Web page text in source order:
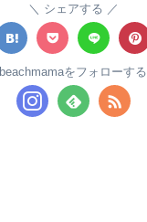
シェアする
beachmamaをフォローする